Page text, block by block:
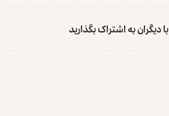
با دیگران به‌‌ اشتراک بگذارید